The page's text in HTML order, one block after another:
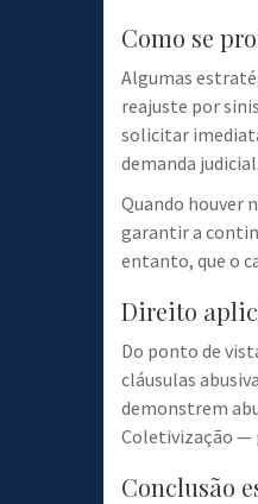
Como se
Algumas
reajuste por
solicitar
demanda judicial.
Quando houver
garantir a
entanto, que o
Direito
Do ponto de
cláusulas
demonstrem
Coletivização —
Conclusão